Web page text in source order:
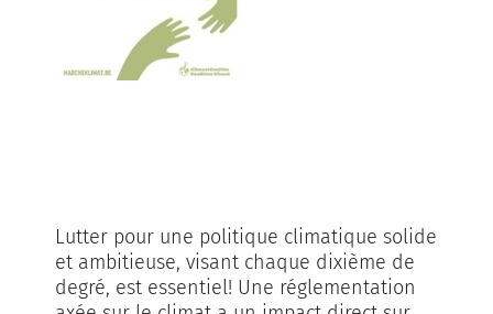
Lutter pour une politique climatique solide
et ambitieuse, visant chaque dixième de
degré, est essentiel! Une réglementation